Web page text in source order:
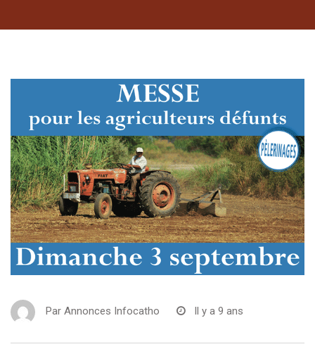
Par Annonces Infocatho Il y a 9 ans